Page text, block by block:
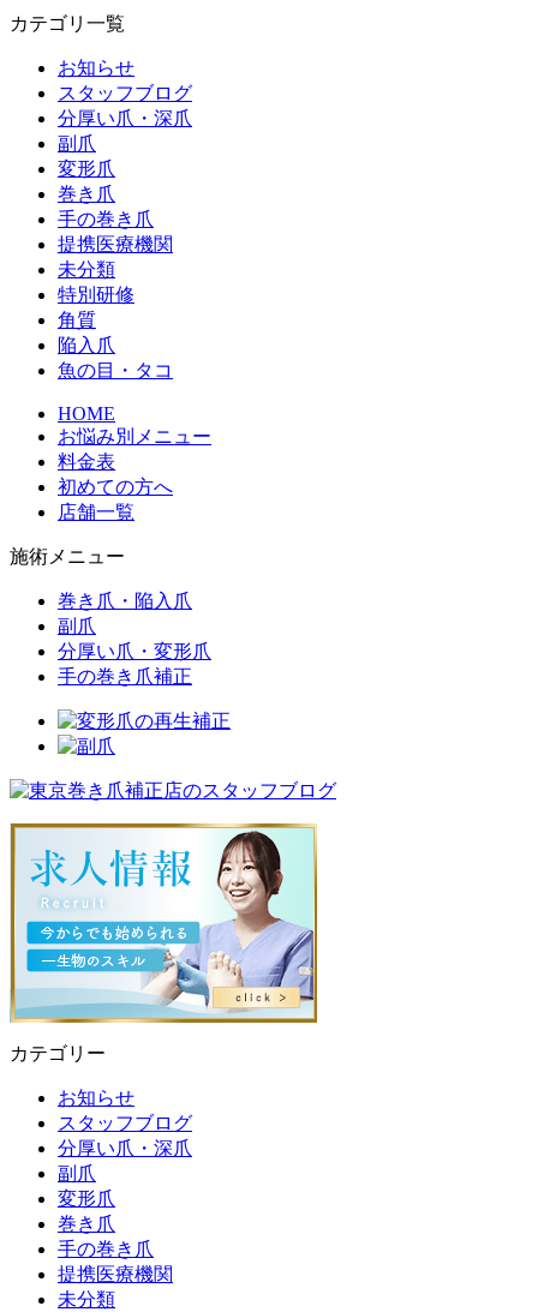
カテゴリ一覧
お知らせ
スタッフブログ
分厚い爪・深爪
副爪
変形爪
巻き爪
手の巻き爪
提携医療機関
未分類
特別研修
角質
陥入爪
魚の目・タコ
HOME
お悩み別メニュー
料金表
初めての方へ
店舗一覧
施術メニュー
巻き爪・陥入爪
副爪
分厚い爪・変形爪
手の巻き爪補正
カテゴリー
お知らせ
スタッフブログ
分厚い爪・深爪
副爪
変形爪
巻き爪
手の巻き爪
提携医療機関
未分類